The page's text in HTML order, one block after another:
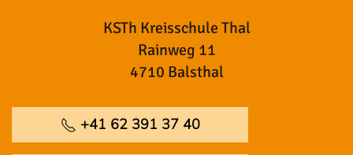
KSTh Kreisschule Thal
Rainweg 11
4710 Balsthal
+41 62 391 37 40